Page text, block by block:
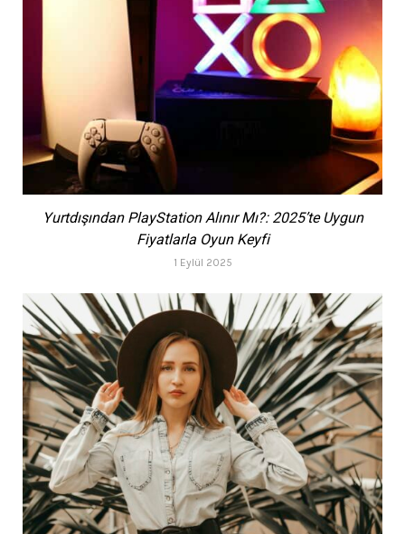
Yurtdışından PlayStation Alınır Mı?: 2025’te Uygun
Fiyatlarla Oyun Keyfi
1 Eylül 2025